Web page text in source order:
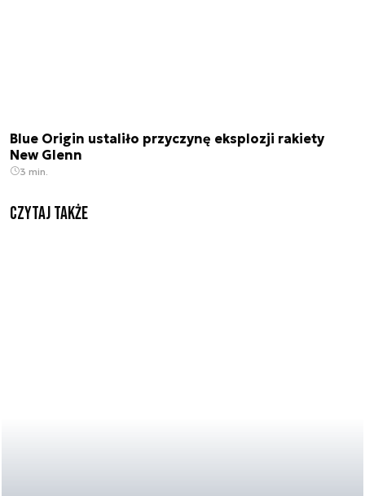
Blue Origin ustaliło przyczynę eksplozji rakiety
New Glenn
3 min.
Czytaj także